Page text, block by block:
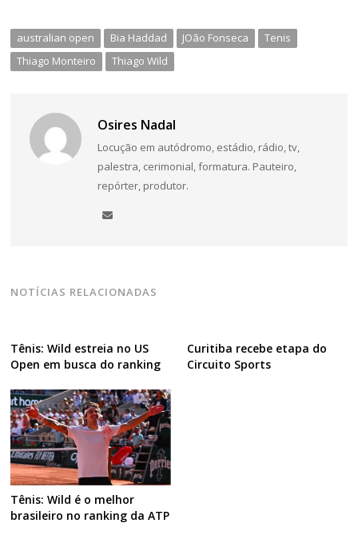
australian open Bia Haddad JOão Fonseca
Tenis
Thiago Monteiro
Thiago Wild
Osires Nadal
Locução em autódromo, estádio, rádio, tv,
palestra, cerimonial, formatura. Pauteiro,
repórter, produtor.
NOTÍCIAS RELACIONADAS
Tênis: Wild estreia no US
Open em busca do ranking
Curitiba recebe etapa do
Circuito Sports
Tênis: Wild é o melhor
brasileiro no ranking da ATP